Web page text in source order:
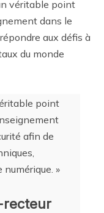
véritable point
dans le
aux défis à
du monde
point
afin de
»
recteur